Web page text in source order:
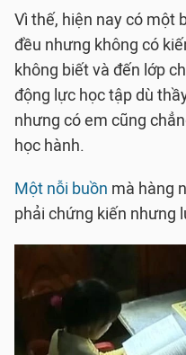
Vì thế, hiện nay có một
đều nhưng không có
không biết và đến lớp
động lực học tập dù
nhưng có em cũng
học hành.
Một nỗi buồn mà hàng
phải chứng kiến nhưng